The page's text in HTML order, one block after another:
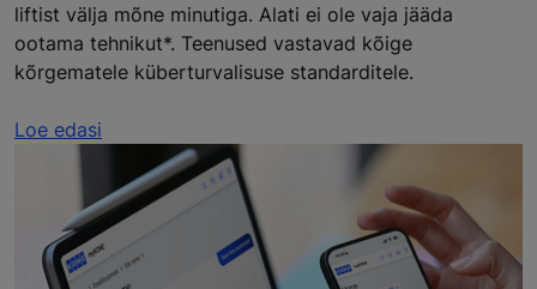
liftist välja mõne minutiga. Alati ei ole vaja jääda
ootama tehnikut*. Teenused vastavad kõige
kõrgematele küberturvalisuse standarditele.
Loe edasi